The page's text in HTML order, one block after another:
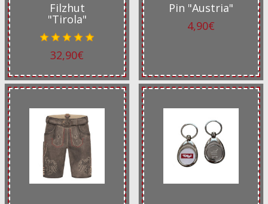
Filzhut
"Tirola"
32,90€
Pin "Austria"
4,90€